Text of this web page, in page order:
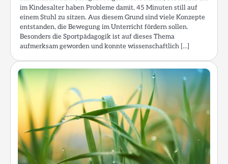
im Kindesalter haben Probleme damit, 45 Minuten still auf
einem Stuhl zu sitzen. Aus diesem Grund sind viele Konzepte
entstanden, die Bewegung im Unterricht fördern sollen.
Besonders die Sportpädagogik ist auf dieses Thema
aufmerksam geworden und konnte wissenschaftlich […]